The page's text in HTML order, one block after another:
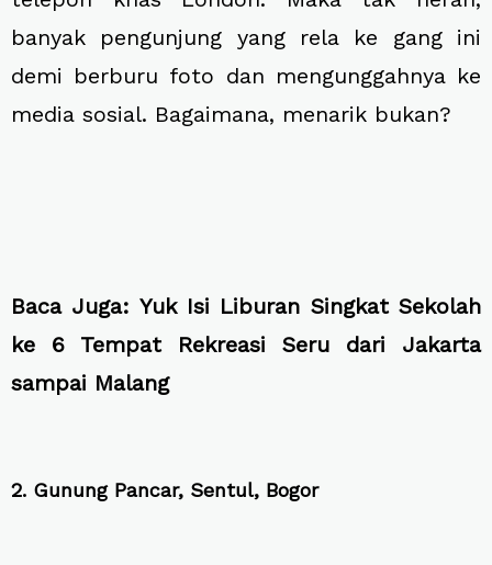
banyak pengunjung yang rela ke gang ini
demi berburu foto dan mengunggahnya ke
media sosial. Bagaimana, menarik bukan?
Baca Juga: Yuk Isi Liburan Singkat Sekolah
ke 6 Tempat Rekreasi Seru dari Jakarta
sampai Malang
2. Gunung Pancar, Sentul, Bogor